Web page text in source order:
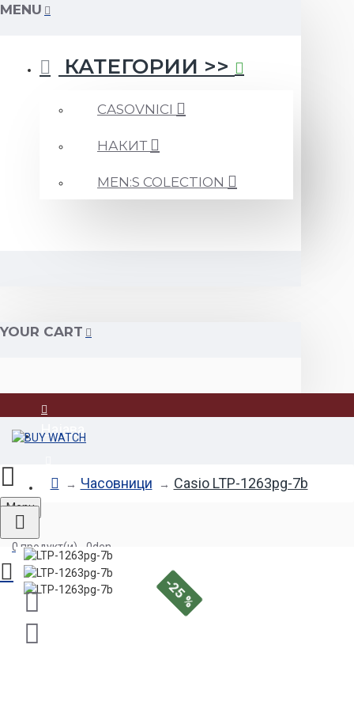
MENU
КАТЕГОРИИ >>
CASOVNICI
НАКИТ
MEN:S COLECTION
YOUR CART
Најава
Регистрација
Menu
0 продукт(и) - 0den
Часовници Casio LTP-1263pg-7b
-25 %